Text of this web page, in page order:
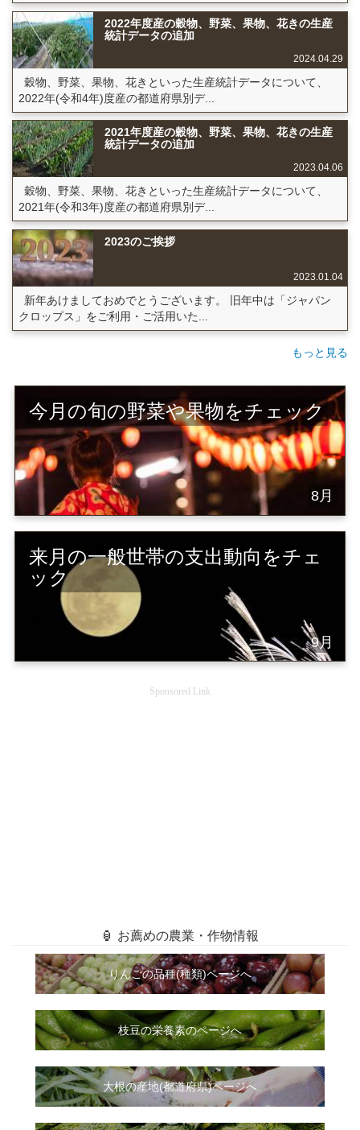
2022年度産の穀物、野菜、果物、花きの生産
統計データの追加
2024.04.29
穀物、野菜、果物、花きといった生産統計データについて、
2022年(令和4年)度産の都道府県別デ...
2021年度産の穀物、野菜、果物、花きの生産
統計データの追加
2023.04.06
穀物、野菜、果物、花きといった生産統計データについて、
2021年(令和3年)度産の都道府県別デ...
2023のご挨拶
2023.01.04
新年あけましておめでとうございます。 旧年中は「ジャパン
クロップス」をご利用・ご活用いた...
もっと見る
今月の旬の野菜や果物をチェック
8月
来月の一般世帯の支出動向をチェ
ック
9月
Sponsored Link
🏮 お薦めの農業・作物情報
りんごの品種(種類)ページへ
枝豆の栄養素のページへ
大根の産地(都道府県)ページへ